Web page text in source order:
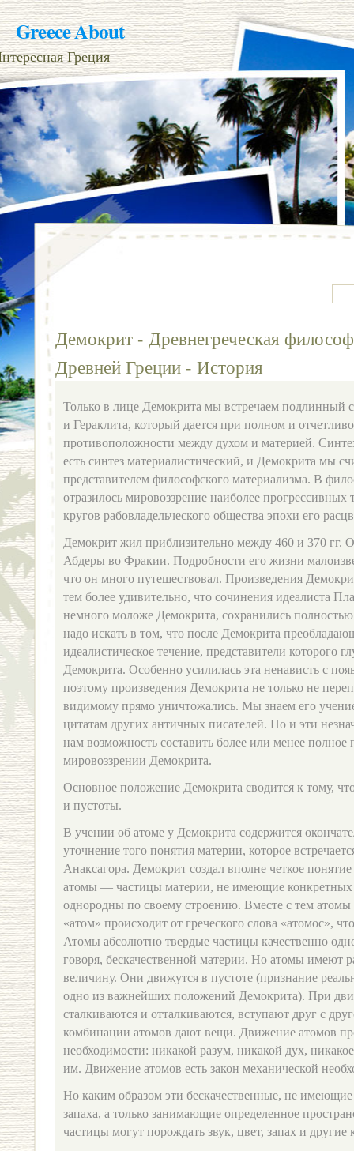
Greece About
Греция
Демокрит - Древнегреческая
Древней Греции - История
Только в лице Демокрита мы встречаем подлинный
и Гераклита, который дается при полном и
противоположности между духом и материей.
есть синтез материалистический, и Демокрита мы
представителем философского материализма. В
отразилось мировоззрение наиболее
кругов рабовладельческого общества эпохи его
Демокрит жил приблизительно между 460 и 370 гг.
Абдеры во Фракии. Подробности его жизни
что он много путешествовал. Произведения
тем более удивительно, что сочинения идеалиста
немного моложе Демокрита, сохранились
надо искать в том, что после Демокрита
идеалистическое течение, представители которого
Демокрита. Особенно усилилась эта ненависть с
поэтому произведения Демокрита не только не
видимому прямо уничтожались. Мы знаем его
цитатам других античных писателей. Но и эти
нам возможность составить более или менее полное
мировоззрении Демокрита.
Основное положение Демокрита сводится к тому,
и пустоты.
В учении об атоме у Демокрита содержится
уточнение того понятия материи, которое
Анаксагора. Демокрит создал вполне четкое
атомы — частицы материи, не имеющие конкретных
однородны по своему строению. Вместе с тем
«атом» происходит от греческого слова «атомос»,
Атомы абсолютно твердые частицы качественно
говоря, бескачественной материи. Но атомы имеют
величину. Они движутся в пустоте (признание
одно из важнейших положений Демокрита). При
сталкиваются и отталкиваются, вступают друг с
комбинации атомов дают вещи. Движение атомов
необходимости: никакой разум, никакой дух,
им. Движение атомов есть закон механической
Но каким образом эти бескачественные, не
запаха, а только занимающие определенное
частицы могут порождать звук, цвет, запах и другие